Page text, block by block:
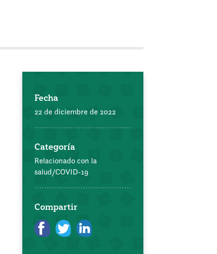
Fecha
22 de diciembre de 2022
Categoría
Relacionado con la
salud/COVID-19
Compartir